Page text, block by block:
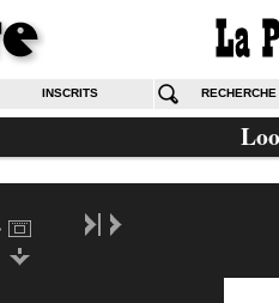
INSCRITS RECHERCHE